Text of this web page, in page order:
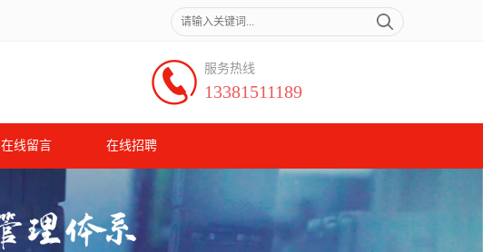
服务热线
13381511189
在线留言 在线招聘